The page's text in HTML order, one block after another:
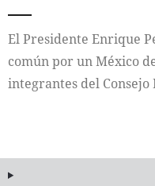
El Presidente Enrique
común por un México
integrantes del